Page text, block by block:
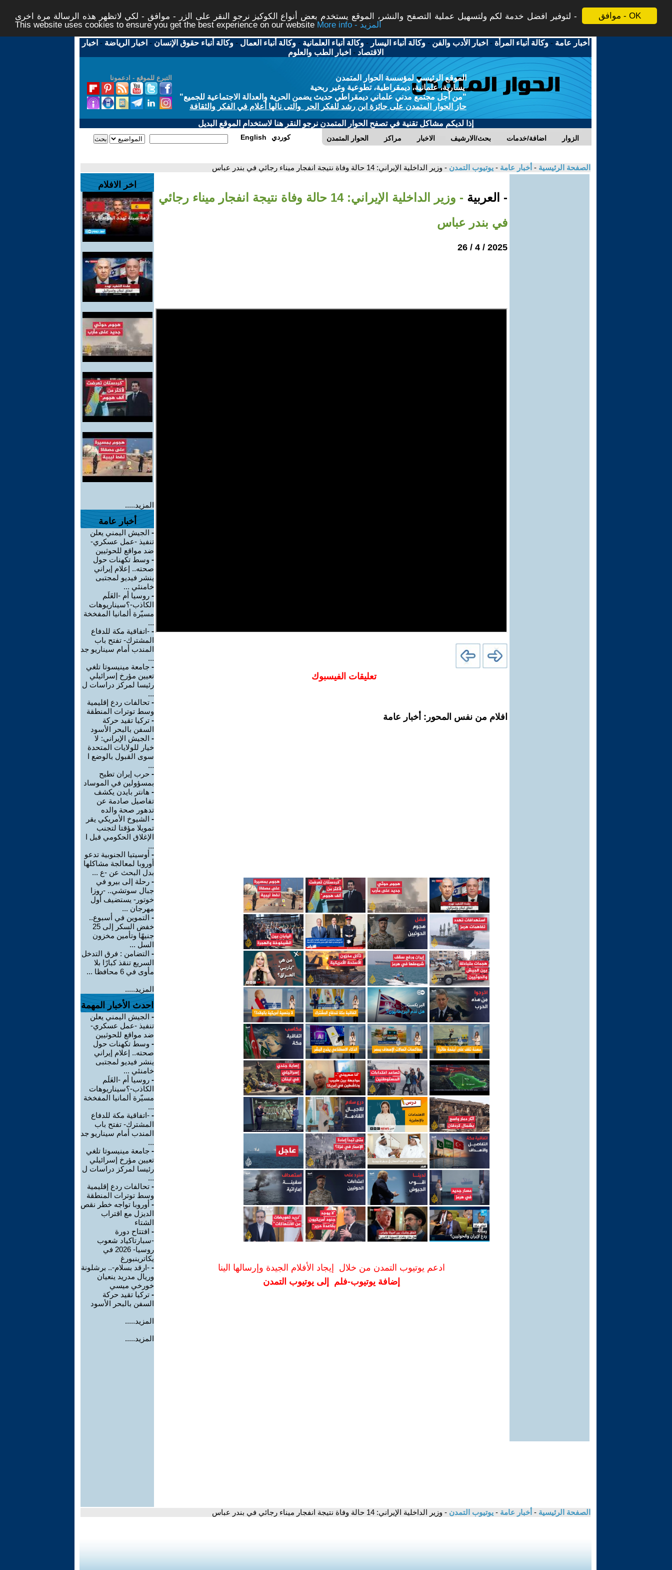
موافق - OK
لتوفير افضل خدمة لكم ولتسهيل عملية التصفح والنشر، الموقع يستخدم بعض أنواع الكوكيز نرجو النقر على الزر - موافق - لكي لاتظهر هذه الرسالة مرة اخرى -
This website uses cookies to ensure you get the best experience on our website
More info - المزيد
أخبار عامة -وكالة أنباء المرأة - اخبار الأدب والفن -وكالة أنباء اليسار -وكالة أنباء العلمانية -وكالة أنباء العمال -وكالة أنباء حقوق الإنسان - اخبار الرياضة - اخبار
الاقتصاد - اخبار الطب والعلوم
التبرع للموقع - ادعمونا
الموقع الرئيسي لمؤسسة الحوار المتمدن
يسارية، علمانية، ديمقراطية، تطوعية وغير ربحية
"من أجل مجتمع مدني علماني ديمقراطي حديث يضمن الحرية والعدالة الاجتماعية للجميع"
حاز الحوار المتمدن على جائزة ابن رشد للفكر الحر والتى نالها أعلام في الفكر والثقافة
إذا لديكم مشاكل تقنية في تصفح الحوار المتمدن نرجو النقر هنا لاستخدام الموقع البديل
الحوار المتمدن مراكز الاخبار بحث/الارشيف اضافة/خدمات الزوار English كوردي
الصفحة الرئيسية - أخبار عامة - يوتيوب التمدن - وزير الداخلية الإيراني: 14 حالة وفاة نتيجة انفجار ميناء رجائي في بندر عباس
- العربية
- وزير الداخلية الإيراني: 14 حالة وفاة نتيجة انفجار ميناء رجائي
في بندر عباس
2025 / 4 / 26
تعليقات الفيسبوك
افلام من نفس المحور: أخبار عامة
ادعم يوتيوب التمدن من خلال إيجاد الأفلام الجيدة وإرسالها الينا
إضافة يوتيوب-فلم إلى يوتيوب التمدن
اخر الافلام
المزيد.....
أخبار عامة
- الجيش اليمني يعلن
تنفيذ -عمل عسكري-
ضد مواقع للحوثيين
- وسط تكهنات حول
صحته.. إعلام إيراني
ينشر فيديو لمجتبى
خامنئي ...
- روسيا أم -العَلَم
الكاذب-؟سيناريوهات
مسيّرة ألمانيا المفخخة
...
- -اتفاقية مكة للدفاع
المشترك- تفتح باب
المندب أمام سيناريو جد
...
- جامعة مينيسوتا تلغي
تعيين مؤرخ إسرائيلي
رئيسا لمركز دراسات ل
...
- تحالفات ردع إقليمية
وسط توترات المنطقة
- تركيا تقيد حركة
السفن بالبحر الأسود
- الجيش الإيراني: لا
خيار للولايات المتحدة
سوى القبول بالوضع ا
...
- حرب إيران تطيح
بمسؤولين في الموساد
- هانتر بايدن يكشف
تفاصيل صادمة عن
تدهور صحة والده
- الشيوخ الأمريكي يقر
تمويلا مؤقتا لتجنب
الإغلاق الحكومي قبل ا
...
- أوسيتيا الجنوبية تدعو
أوروبا لمعالجة مشاكلها
بدل البحث عن -ع ...
- رحلة إلى بيرو في
جبال سوتشي.. -روزا
خوتور- يستضيف أول
مهرجان ...
- التموين في أسبوع..
خفض السكر إلى 25
جنيهًا وتأمين مخزون
السل ...
- التضامن : فرق التدخل
السريع تنقذ كبارًا بلا
مأوى في 6 محافظا ...
المزيد.....
احدث الأخبار المهمة
- الجيش اليمني يعلن
تنفيذ -عمل عسكري-
ضد مواقع للحوثيين
- وسط تكهنات حول
صحته.. إعلام إيراني
ينشر فيديو لمجتبى
خامنئي ...
- روسيا أم -العَلَم
الكاذب-؟سيناريوهات
مسيّرة ألمانيا المفخخة
...
- -اتفاقية مكة للدفاع
المشترك- تفتح باب
المندب أمام سيناريو جد
...
- جامعة مينيسوتا تلغي
تعيين مؤرخ إسرائيلي
رئيسا لمركز دراسات ل
...
- تحالفات ردع إقليمية
وسط توترات المنطقة
- أوروبا تواجه خطر نقص
الديزل مع اقتراب
الشتاء
- افتتاح دورة
-سبارتاكياد شعوب
روسيا- 2026 في
يكاترينبورغ
- -ارقد بسلام-.. برشلونة
وريال مدريد ينعيان
خورخي ميسي
- تركيا تقيد حركة
السفن بالبحر الأسود
المزيد.....
المزيد.....
الصفحة الرئيسية - أخبار عامة - يوتيوب التمدن - وزير الداخلية الإيراني: 14 حالة وفاة نتيجة انفجار ميناء رجائي في بندر عباس